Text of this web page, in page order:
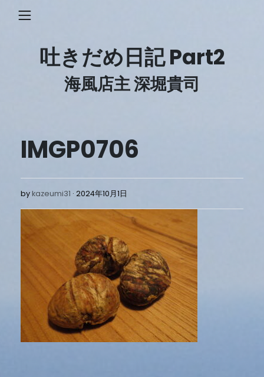
吐きだめ日記 Part2
海風店主 深堀貴司
IMGP0706
bykazeumi31 2024年10月1日
10
月
日